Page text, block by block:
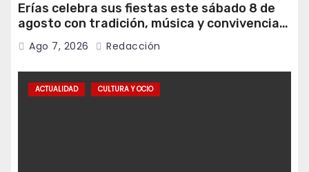
Erías celebra sus fiestas este sábado 8 de
agosto con tradición, música y convivencia
vecinal
Ago 7, 2026 Redacción
ACTUALIDAD CULTURA Y OCIO